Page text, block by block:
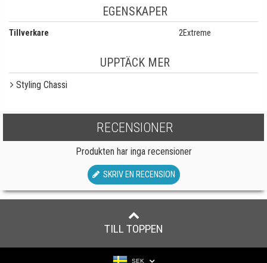
EGENSKAPER
Tillverkare 2Extreme
UPPTÄCK MER
Styling Chassi
RECENSIONER
Produkten har inga recensioner
SKRIV EN RECENSION
TILL TOPPEN
SEK